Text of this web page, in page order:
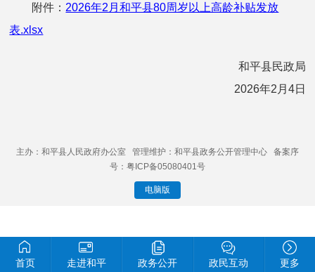
附件： 2026年2月和平县80周岁以上高龄补贴发放
表.xlsx
和平县民政局
2026年2月4日
主办：和平县人民政府办公室 管理维护：和平县政务公开管理中心 备案序
号：粤ICP备05080401号
电脑版
首页 走进和平 政务公开 政民互动 更多